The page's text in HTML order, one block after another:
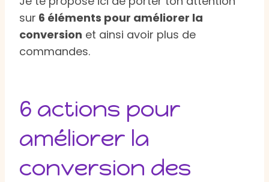
sur 6 éléments pour améliorer la
conversion et ainsi avoir plus de
commandes.
6 actions pour
améliorer la
conversion des